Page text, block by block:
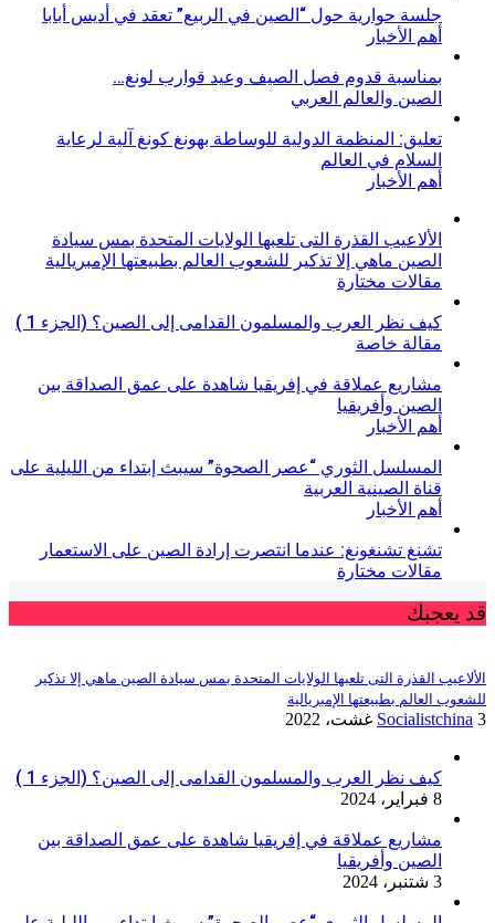
جلسة حوارية حول “الصين في الربيع” تعقد في أديس أبابا
أهم الأخبار
بمناسبة قدوم فصل الصيف وعيد قوارب لونغ…
الصين والعالم العربي
تعليق: المنظمة الدولية للوساطة بهونغ كونغ آلية لرعاية
السلام في العالم
أهم الأخبار
الألاعيب القذرة التى تلعبها الولايات المتحدة بمس سيادة
الصين ماهي إلا تذكير للشعوب العالم بطبيعتها الإمبريالية
مقالات مختارة
كيف نظر العرب والمسلمون القدامى إلى الصين؟ (الجزء 1 )
مقالة خاصة
مشاريع عملاقة في إفريقيا شاهدة على عمق الصداقة بين
الصين وأفريقيا
أهم الأخبار
المسلسل الثوري “عصر الصحوة” سيبث إبتداء من الليلية على
قناة الصينية العربية
أهم الأخبار
تشنغ تشنغونغ: عندما انتصرت إرادة الصين على الاستعمار
مقالات مختارة
قد يعجبك
الألاعيب القذرة التى تلعبها الولايات المتحدة بمس سيادة الصين ماهي إلا تذكير
للشعوب العالم بطبيعتها الإمبريالية
Socialistchina 3 غشت، 2022
كيف نظر العرب والمسلمون القدامى إلى الصين؟ (الجزء 1 )
8 فبراير، 2024
مشاريع عملاقة في إفريقيا شاهدة على عمق الصداقة بين
الصين وأفريقيا
3 شتنبر، 2024